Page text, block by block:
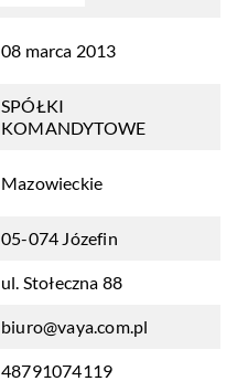
08 marca 2013
SPÓŁKI
KOMANDYTOWE
Mazowieckie
05-074 Józefin
ul. Stołeczna 88
biuro@vaya.com.pl
48791074119